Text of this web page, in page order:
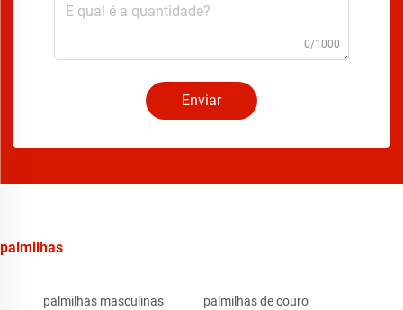
0/1000
Enviar
palmilhas
palmilhas masculinas palmilhas de couro